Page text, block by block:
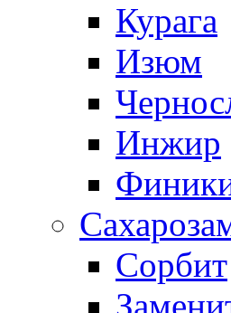
Курага
Изюм
Инжир
Сорбит